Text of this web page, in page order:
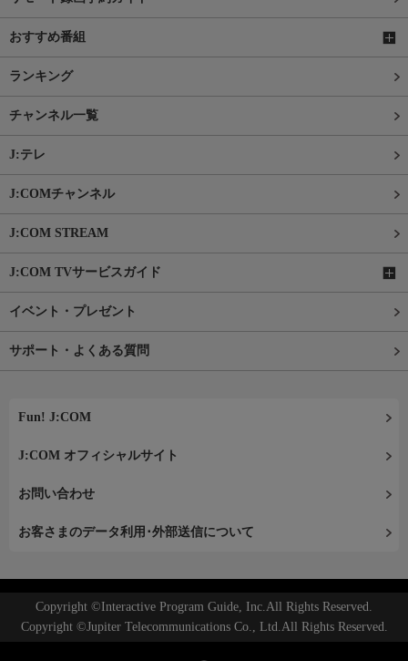
おすすめ番組
ランキング
チャンネル一覧
J:テレ
J:COMチャンネル
J:COM STREAM
J:COM TVサービスガイド
イベント・プレゼント
サポート・よくある質問
Fun! J:COM
J:COM オフィシャルサイト
お問い合わせ
お客さまのデータ利用･外部送信について
Copyright ©Interactive Program Guide, Inc.All Rights Reserved.
Copyright ©Jupiter Telecommunications Co., Ltd.All Rights Reserved.